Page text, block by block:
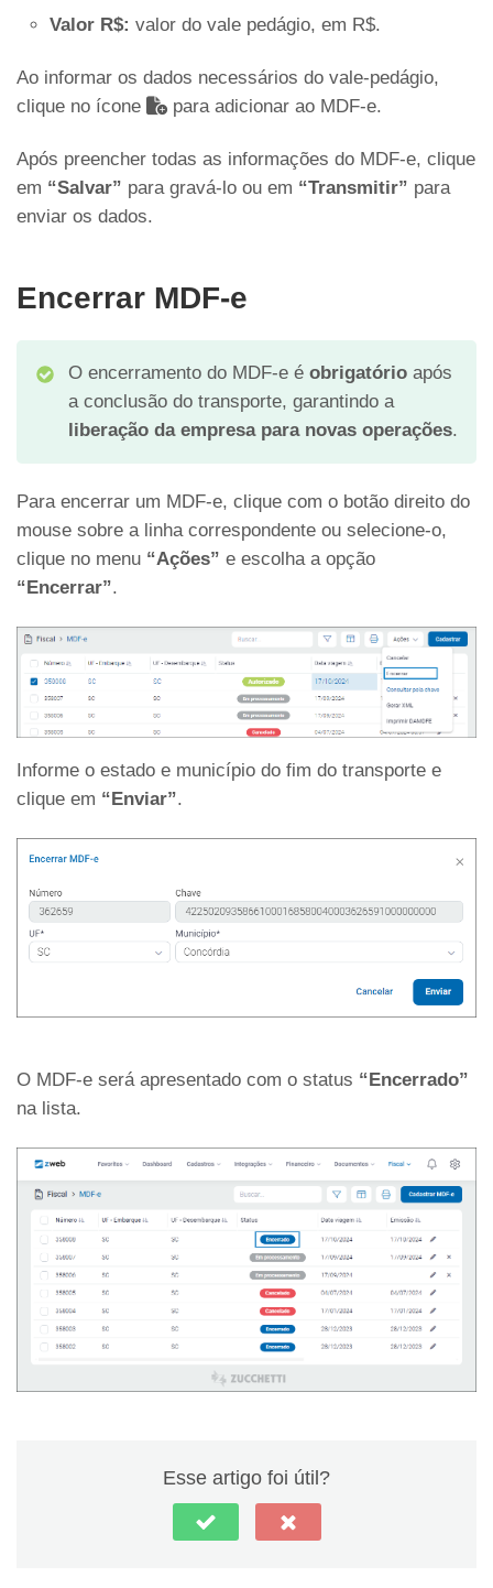
Valor R$: valor do vale pedágio, em R$.
Ao informar os dados necessários do vale-pedágio,
clique no ícone
para adicionar ao MDF-e.
Após preencher todas as informações do MDF-e, clique
em “Salvar” para gravá-lo ou em “Transmitir” para
enviar os dados.
Encerrar MDF-e
O encerramento do MDF-e é obrigatório após
a conclusão do transporte, garantindo a
liberação da empresa para novas operações.
Para encerrar um MDF-e, clique com o botão direito do
mouse sobre a linha correspondente ou selecione-o,
clique no menu “Ações” e escolha a opção
“Encerrar”.
Informe o estado e município do fim do transporte e
clique em “Enviar”.
O MDF-e será apresentado com o status “Encerrado”
na lista.
Esse artigo foi útil?